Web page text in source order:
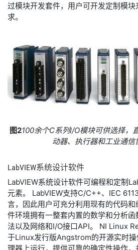
过模块开发套件，用户可开发定制模
求。
图2100余个C系列I/O模块可供选择，
动器、执行器和工业通信
LabVIEW系统设计软件
LabVIEW系统设计软件可编程和定制
元素。 LabVIEW支持C/C++、IEC
言，因此用户可充分利用现有的代码
件环境拥有一整套内置的数学和分析
法以及网络和I/O接口API。 NI Linux
于Linux发行版Angstrom的开源实时